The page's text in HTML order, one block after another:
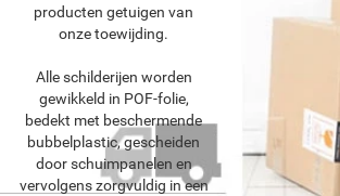
producten getuigen van
onze toewijding.
Alle schilderijen worden
gewikkeld in POF-folie,
bedekt met beschermende
bubbelplastic, gescheiden
door schuimpanelen en
vervolgens zorgvuldig in een